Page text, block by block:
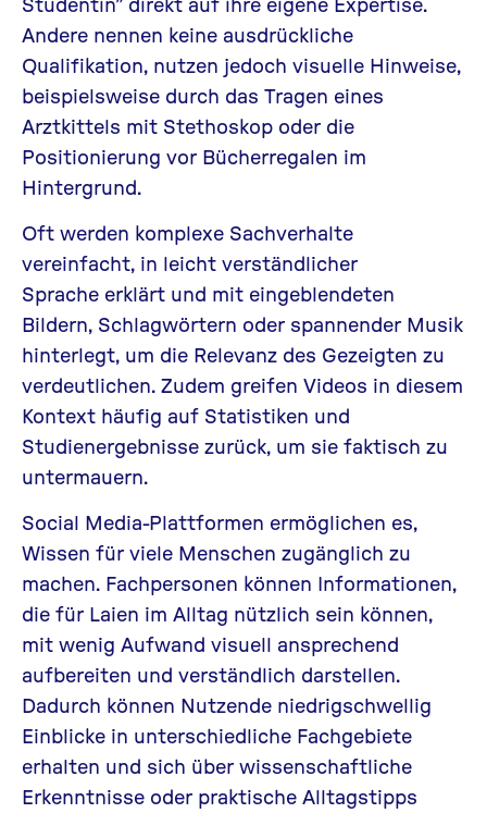
Andere nennen keine ausdrückliche
Qualifikation, nutzen jedoch visuelle Hinweise,
beispielsweise durch das Tragen eines
Arztkittels mit Stethoskop oder die
Positionierung vor Bücherregalen im
Hintergrund.
Oft werden komplexe Sachverhalte
vereinfacht, in leicht verständlicher
Sprache erklärt und mit eingeblendeten
Bildern, Schlagwörtern oder spannender Musik
hinterlegt, um die Relevanz des Gezeigten zu
verdeutlichen. Zudem greifen Videos in diesem
Kontext häufig auf Statistiken und
Studienergebnisse zurück, um sie faktisch zu
untermauern.
Social Media-Plattformen ermöglichen es,
Wissen für viele Menschen zugänglich zu
machen. Fachpersonen können Informationen,
die für Laien im Alltag nützlich sein können,
mit wenig Aufwand visuell ansprechend
aufbereiten und verständlich darstellen.
Dadurch können Nutzende niedrigschwellig
Einblicke in unterschiedliche Fachgebiete
erhalten und sich über wissenschaftliche
Erkenntnisse oder praktische Alltagstipps